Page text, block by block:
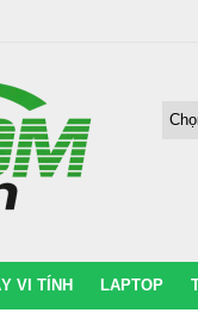
VI TÍNH LAPTOP